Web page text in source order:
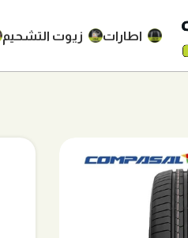
اطارات زيوت التشحيم